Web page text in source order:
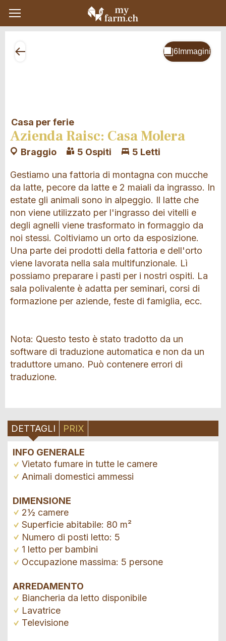
Casa per ferie
Azienda Raisc: Casa Molera
Braggio 5 Ospiti 5 Letti
Gestiamo una fattoria di montagna con mucche
da latte, pecore da latte e 2 maiali da ingrasso. In
estate gli animali sono in alpeggio. Il latte che
non viene utilizzato per l'ingrasso dei vitelli e
degli agnelli viene trasformato in formaggio da
noi stessi. Coltiviamo un orto da esposizione.
Una parte dei prodotti della fattoria e dell'orto
viene lavorata nella sala multifunzionale. Lì
possiamo preparare i pasti per i nostri ospiti. La
sala polivalente è adatta per seminari, corsi di
formazione per aziende, feste di famiglia, ecc.
Nota: Questo testo è stato tradotto da un
software di traduzione automatica e non da un
traduttore umano. Può contenere errori di
traduzione.
DETTAGLI PRIX
INFO GENERALE
Vietato fumare in tutte le camere
Animali domestici ammessi
DIMENSIONE
2½ camere
Superficie abitabile: 80 m²
Numero di posti letto: 5
1 letto per bambini
Occupazione massima: 5 persone
ARREDAMENTO
Biancheria da letto disponibile
Lavatrice
Televisione